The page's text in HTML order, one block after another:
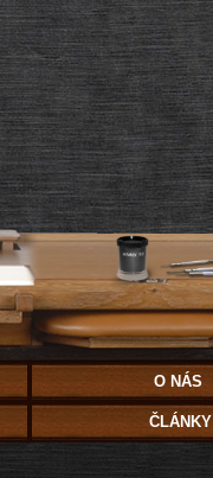
O NÁS
ČLÁNKY